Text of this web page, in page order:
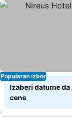
Popularan izbor
Izaberi datume
cene